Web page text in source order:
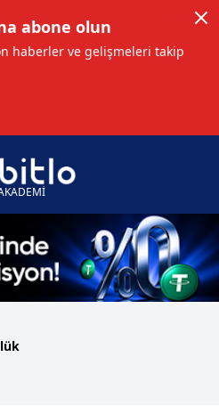
abone olun
haberler ve gelişmeleri takip